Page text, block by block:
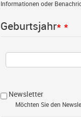
Informationen oder
Geburtsjahr* *
Newsletter
Möchten Sie den